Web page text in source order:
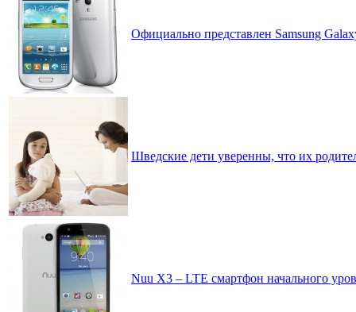
Официально представлен Samsung
Шведские дети уверенны, что их
Nuu X3 – LTE смартфон начального